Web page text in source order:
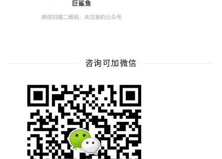
咨询可加微信